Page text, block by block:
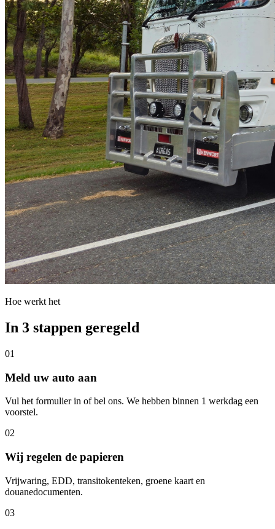
Hoe werkt het
In 3 stappen geregeld
01
Meld uw auto aan
Vul het formulier in of bel ons. We hebben binnen 1 werkdag een
voorstel.
02
Wij regelen de papieren
Vrijwaring, EDD, transitokenteken, groene kaart en
douanedocumenten.
03